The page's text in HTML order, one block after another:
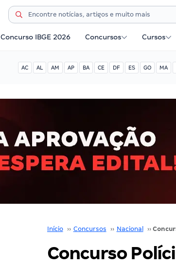
Concurso IBGE 2026 Concursos Cursos
AC AL AM AP BA CE DF ES GO MA
Início ›› Concursos ›› Nacional ››
Concurso